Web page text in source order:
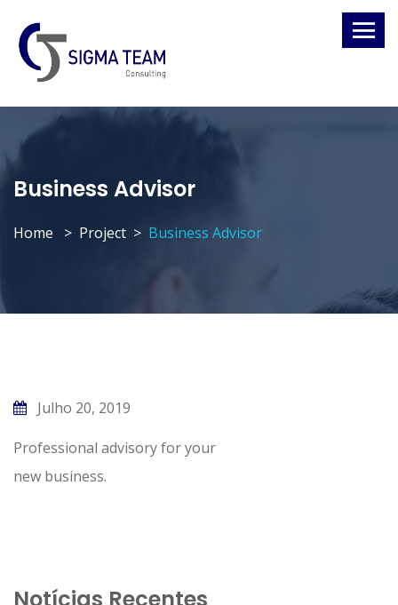
Business Advisor
Home Project Business Advisor
Julho 20, 2019
Professional advisory for your
new business.